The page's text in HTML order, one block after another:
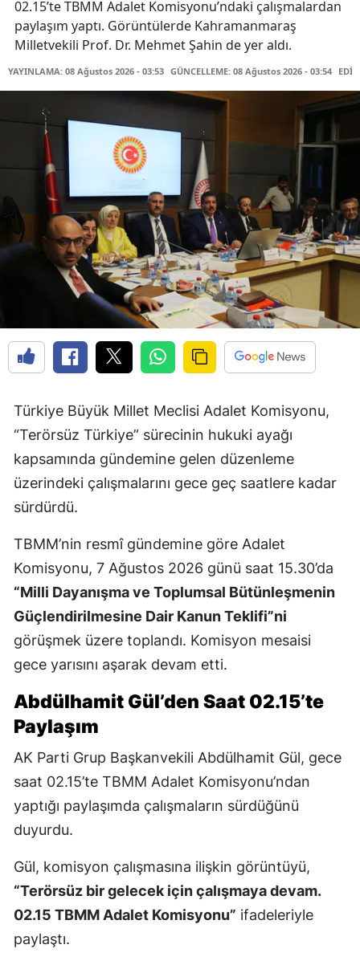
02.15’te TBMM Adalet Komisyonu’ndaki çalışmalardan
paylaşım yaptı. Görüntülerde Kahramanmaraş
Milletvekili Prof. Dr. Mehmet Şahin de yer aldı.
YAYINLAMA: 08 Ağustos 2026 - 03:53 GÜNCELLEME: 08 Ağustos 2026 - 03:54
Türkiye Büyük Millet Meclisi Adalet Komisyonu,
“Terörsüz Türkiye” sürecinin hukuki ayağı
kapsamında gündemine gelen düzenleme
üzerindeki çalışmalarını gece geç saatlere kadar
sürdürdü.
TBMM’nin resmî gündemine göre Adalet
Komisyonu, 7 Ağustos 2026 günü saat 15.30’da
“Milli Dayanışma ve Toplumsal Bütünleşmenin
Güçlendirilmesine Dair Kanun Teklifi”ni
görüşmek üzere toplandı. Komisyon mesaisi
gece yarısını aşarak devam etti.
Abdülhamit Gül’den Saat 02.15’te
Paylaşım
AK Parti Grup Başkanvekili Abdülhamit Gül, gece
saat 02.15’te TBMM Adalet Komisyonu’ndan
yaptığı paylaşımda çalışmaların sürdüğünü
duyurdu.
Gül, komisyon çalışmasına ilişkin görüntüyü,
“Terörsüz bir gelecek için çalışmaya devam.
02.15 TBMM Adalet Komisyonu” ifadeleriyle
paylaştı.